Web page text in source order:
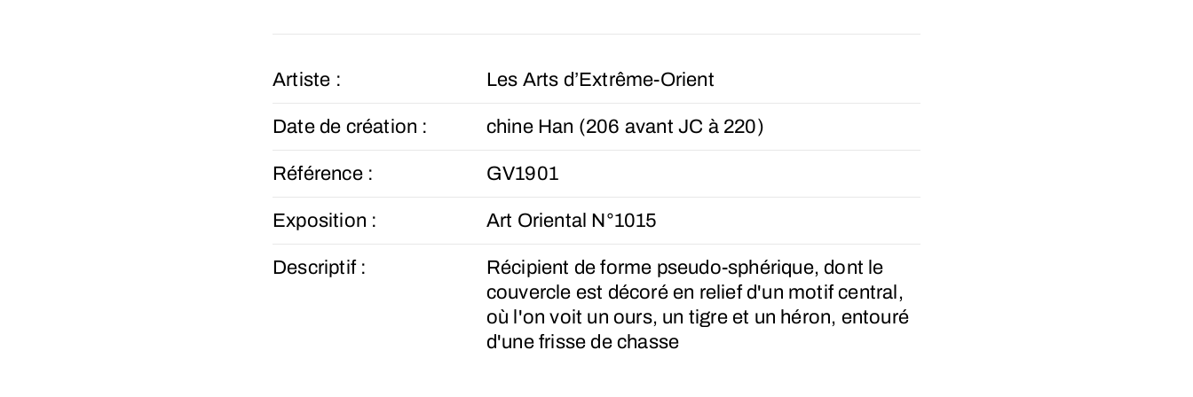
Artiste : Les Arts d’Extrême-Orient
Date de création : chine Han (206 avant JC à 220)
Référence : GV1901
Exposition : Art Oriental N°1015
Descriptif :
Récipient de forme pseudo-sphérique, dont le
couvercle est décoré en relief d'un motif central,
où l'on voit un ours, un tigre et un héron, entouré
d'une frisse de chasse